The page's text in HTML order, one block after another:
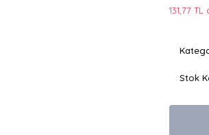
131,77
Stok